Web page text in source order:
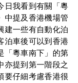
日我看到有關「粵
中提及香港機場管
建一些有自動化泊
泊車後可以到香港
「粵車南下」的第
亦提到第一階段之
要仔細考慮香港很